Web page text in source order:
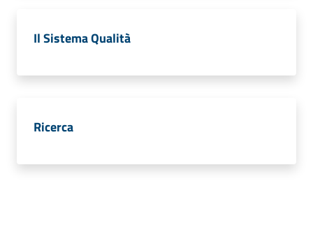
degli
Seguici
Il Sistema Qualità
Ricerca